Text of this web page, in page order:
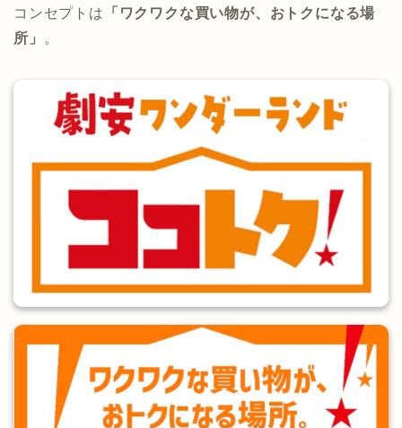
コンセプトは
「ワクワクな買い物が、おトクになる場
所」
。